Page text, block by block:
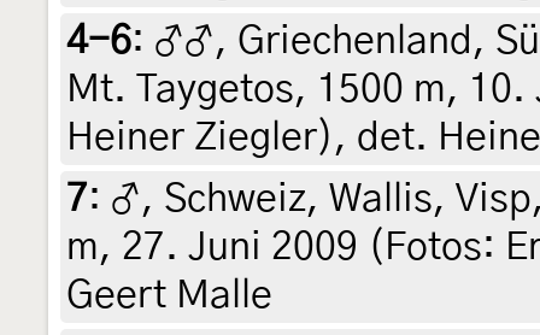
4-6: ♂♂, Griechenland,
Mt. Taygetos, 1500 m,
Heiner Ziegler), det.
7: ♂, Schweiz, Wallis,
m, 27. Juni 2009 (Fotos:
Geert Malle